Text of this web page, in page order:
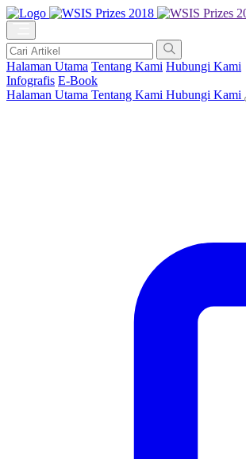
Halaman Utama Tentang Kami Hubungi Kami
Infografis E-Book
Halaman Utama Tentang Kami Hubungi Kami